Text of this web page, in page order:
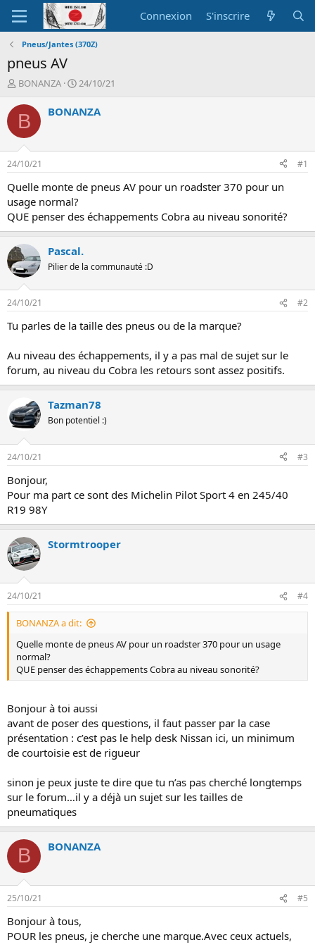
Connexion S'inscrire
Pneus/Jantes (370Z)
pneus AV
A
t
e
r
d
e
d
i
s
c
u
s
s
i
o
n
BONANZA
D
t
é
b
24/10/21
B BONANZA
24/10/21 #1
Quelle monte de pneus AV pour un roadster 370 pour un
usage normal?
QUE penser des échappements Cobra au niveau sonorité?
Pascal.
Pilier de la communauté :D
24/10/21 #2
Tu parles de la taille des pneus ou de la marque?
Au niveau des échappements, il y a pas mal de sujet sur le
forum, au niveau du Cobra les retours sont assez positifs.
Tazman78
Bon potentiel :)
24/10/21 #3
Bonjour,
Pour ma part ce sont des Michelin Pilot Sport 4 en 245/40
R19 98Y
Stormtrooper
24/10/21 #4
BONANZA a dit:
Quelle monte de pneus AV pour un roadster 370 pour un usage
normal?
QUE penser des échappements Cobra au niveau sonorité?
Bonjour à toi aussi
avant de poser des questions, il faut passer par la case
présentation : c’est pas le help desk Nissan ici, un minimum
de courtoisie est de rigueur
sinon je peux juste te dire que tu n’as pas cherché longtemps
sur le forum…il y a déjà un sujet sur les tailles de
pneumatiques
B BONANZA
25/10/21 #5
Bonjour à tous,
POUR les pneus, je cherche une marque.Avec ceux actuels,